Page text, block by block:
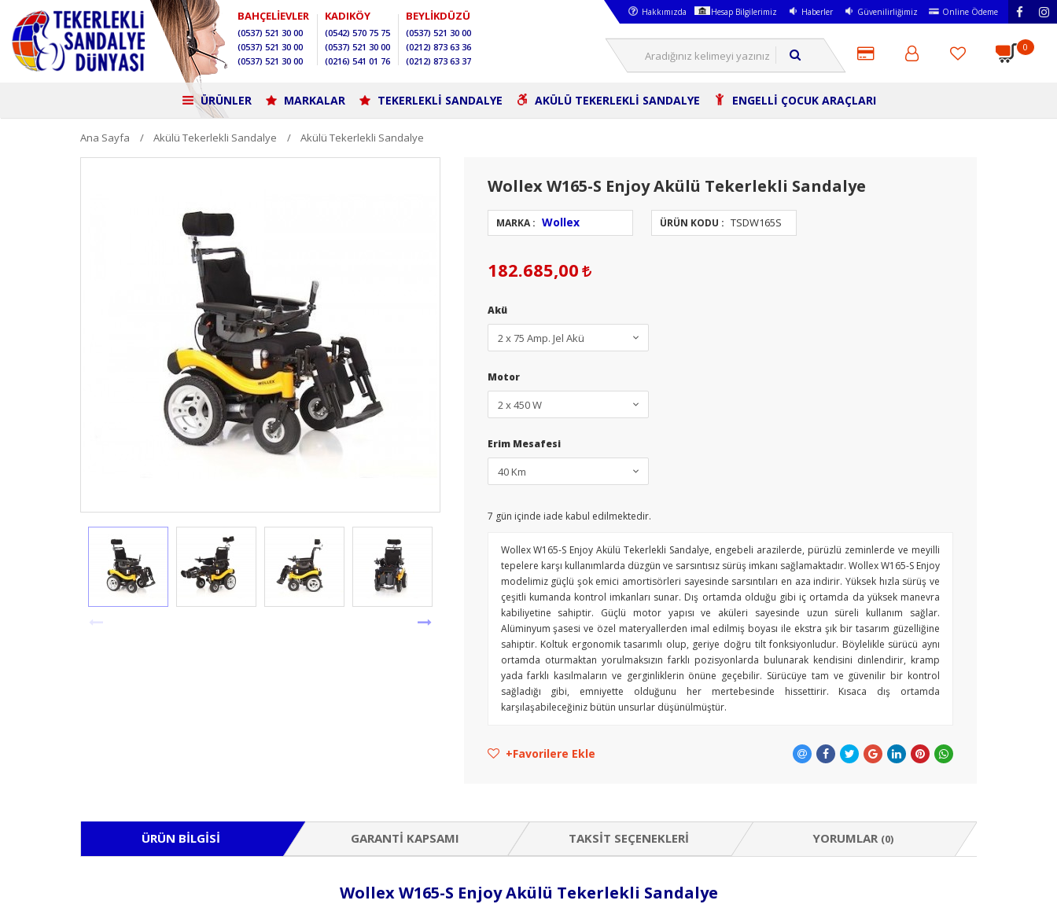
BAHÇELİEVLER
(0537) 521 30 00
(0537) 521 30 00
(0537) 521 30 00
KADIKÖY
(0542) 570 75 75
(0537) 521 30 00
(0216) 541 01 76
BEYLİKDÜZÜ
(0537) 521 30 00
(0212) 873 63 36
(0212) 873 63 37
Hakkımızda Hesap Bilgilerimiz Haberler Güvenilirliğimiz Online Ödeme
0
ÜRÜNLER MARKALAR TEKERLEKLİ SANDALYE AKÜLÜ TEKERLEKLİ SANDALYE ENGELLİ ÇOCUK ARAÇLARI
Ana Sayfa Akülü Tekerlekli Sandalye Akülü Tekerlekli Sandalye
Wollex W165-S Enjoy Akülü Tekerlekli Sandalye
MARKA : Wollex ÜRÜN KODU : TSDW165S
182.685,00
Akü
Motor
Erim Mesafesi
7 gün içinde iade kabul edilmektedir.
Wollex W165-S Enjoy Akülü Tekerlekli Sandalye, engebeli arazilerde, pürüzlü zeminlerde ve meyilli
tepelere karşı kullanımlarda düzgün ve sarsıntısız sürüş imkanı sağlamaktadır. Wollex W165-S Enjoy
modelimiz güçlü şok emici amortisörleri sayesinde sarsıntıları en aza indirir. Yüksek hızla sürüş ve
çeşitli kumanda kontrol imkanları sunar. Dış ortamda olduğu gibi iç ortamda da yüksek manevra
kabiliyetine sahiptir. Güçlü motor yapısı ve aküleri sayesinde uzun süreli kullanım sağlar.
Alüminyum şasesi ve özel materyallerden imal edilmiş boyası ile ekstra şık bir tasarım güzelliğine
sahiptir. Koltuk ergonomik tasarımlı olup, geriye doğru tilt fonksiyonludur. Böylelikle sürücü aynı
ortamda oturmaktan yorulmaksızın farklı pozisyonlarda bulunarak kendisini dinlendirir, kramp
yada farklı kasılmaların ve gerginliklerin önüne geçebilir. Sürücüye tam ve güvenilir bir kontrol
sağladığı gibi, emniyette olduğunu her mertebesinde hissettirir. Kısaca dış ortamda
karşılaşabileceğiniz bütün unsurlar düşünülmüştür.
Favorilere Ekle
ÜRÜN BILGISI GARANTI KAPSAMI TAKSIT SEÇENEKLERI YORUMLAR (0)
Wollex W165-S Enjoy Akülü Tekerlekli Sandalye